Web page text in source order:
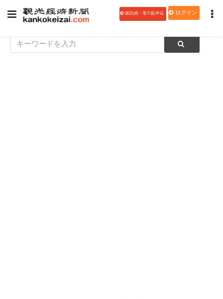
購読(紙・電子版)申込 ログイン